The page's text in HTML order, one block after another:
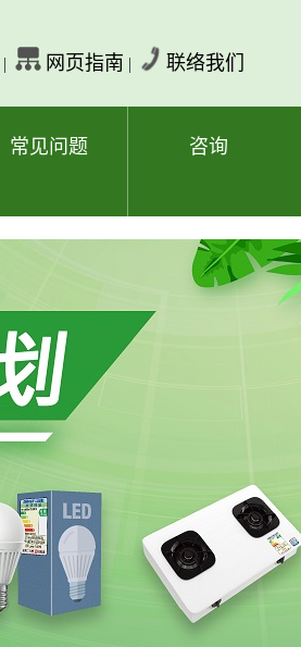
| 网页指南 | 联络我们
常见问题 咨询